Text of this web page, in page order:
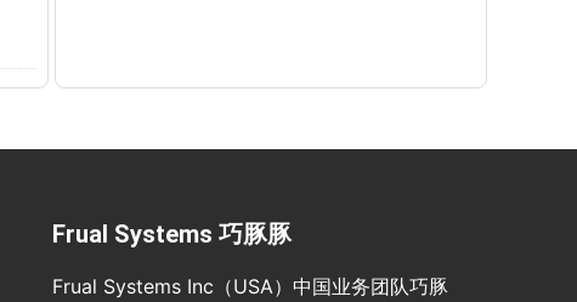
Frual Systems 巧豚豚
Frual Systems Inc（USA）中国业务团队巧豚